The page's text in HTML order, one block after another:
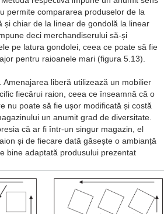
permite compararea produselor de la
și chiar de la linear de gondolă la linear
deci merchandiserului să-și
pe latura gondolei, ceea ce poate să fie
pentru raioanele mari (figura 5.13).
Amenajarea liberă utilizează un mobilier
fiecărui raion, ceea ce înseamnă că o
nu poate să fie ușor modificată și costă
un anumit grad de diversitate.
că ar fi într-un singur magazin, el
și de fiecare dată găsește o ambianță
bine adaptată produsului prezentat